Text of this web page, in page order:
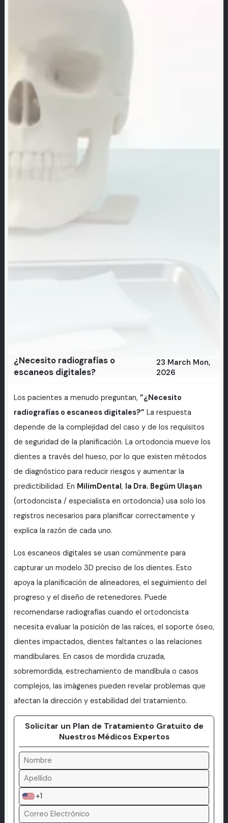
¿Necesito radiografías o
escaneos digitales?
23 March Mon,
2026
Los pacientes a menudo preguntan, ”¿Necesito
radiografías o escaneos digitales?” La respuesta
depende de la complejidad del caso y de los requisitos
de seguridad de la planificación. La ortodoncia mueve los
dientes a través del hueso, por lo que existen métodos
de diagnóstico para reducir riesgos y aumentar la
predictibilidad. En MilimDental, la Dra. Begüm Ulaşan
(ortodoncista / especialista en ortodoncia) usa solo los
registros necesarios para planificar correctamente y
explica la razón de cada uno.
Los escaneos digitales se usan comúnmente para
capturar un modelo 3D preciso de los dientes. Esto
apoya la planificación de alineadores, el seguimiento del
progreso y el diseño de retenedores. Puede
recomendarse radiografías cuando el ortodoncista
necesita evaluar la posición de las raíces, el soporte óseo,
dientes impactados, dientes faltantes o las relaciones
mandibulares. En casos de mordida cruzada,
sobremordida, estrechamiento de mandíbula o casos
complejos, las imágenes pueden revelar problemas que
afectan la dirección y estabilidad del tratamiento.
Solicitar un Plan de Tratamiento Gratuito de
Nuestros Médicos Expertos
+1